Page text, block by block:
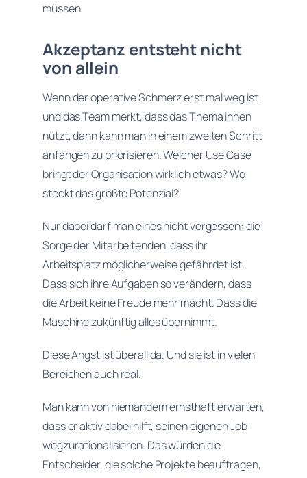
müssen.
Akzeptanz entsteht nicht
von allein
Wenn der operative Schmerz erst mal weg ist
und das Team merkt, dass das Thema ihnen
nützt, dann kann man in einem zweiten Schritt
anfangen zu priorisieren. Welcher Use Case
bringt der Organisation wirklich etwas? Wo
steckt das größte Potenzial?
Nur dabei darf man eines nicht vergessen: die
Sorge der Mitarbeitenden, dass ihr
Arbeitsplatz möglicherweise gefährdet ist.
Dass sich ihre Aufgaben so verändern, dass
die Arbeit keine Freude mehr macht. Dass die
Maschine zukünftig alles übernimmt.
Diese Angst ist überall da. Und sie ist in vielen
Bereichen auch real.
Man kann von niemandem ernsthaft erwarten,
dass er aktiv dabei hilft, seinen eigenen Job
wegzurationalisieren. Das würden die
Entscheider, die solche Projekte beauftragen,